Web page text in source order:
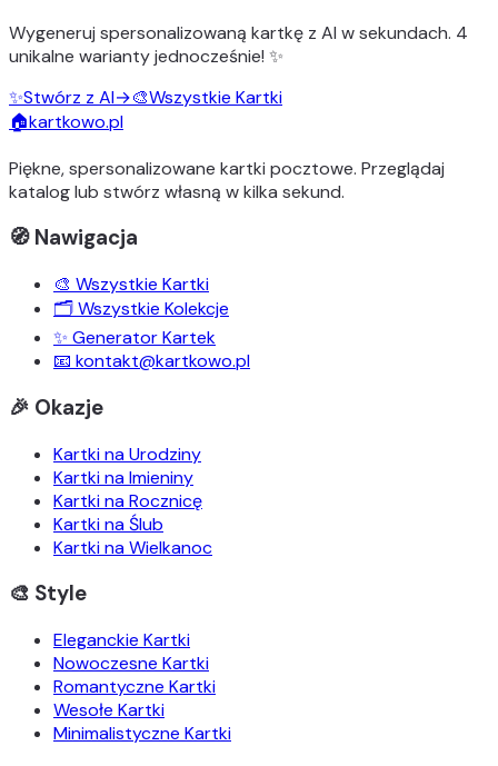
Wygeneruj spersonalizowaną kartkę z AI w sekundach. 4
unikalne wariantyjednocześnie! ✨
✨Stwórz z AI→🎨Wszystkie Kartki
🏠kartkowo.pl
Piękne, spersonalizowane kartki pocztowe. Przeglądaj
katalog lub stwórz własną w kilka sekund.
🧭 Nawigacja
🎨 Wszystkie Kartki
🗂️ Wszystkie Kolekcje
✨ Generator Kartek
📧 kontakt@kartkowo.pl
🎉 Okazje
Kartki na Urodziny
Kartki na Imieniny
Kartki na Rocznicę
Kartki na Ślub
Kartki na Wielkanoc
🎨 Style
Eleganckie Kartki
Nowoczesne Kartki
Romantyczne Kartki
Wesołe Kartki
Minimalistyczne Kartki